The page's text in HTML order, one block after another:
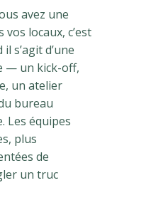
avez une
locaux, c’est
s’agit d’une
— un kick-off,
un atelier
bureau
Les équipes
plus
de
un truc